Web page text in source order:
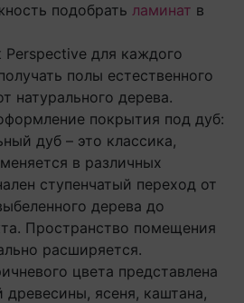
подобрать ламинат в
Perspective для каждого
полы естественного
натурального дерева.
покрытия под дуб:
дуб – это классика,
в различных
ступенчатый переход от
дерева до
Пространство помещения
расширяется.
цвета представлена
ясеня, каштана,